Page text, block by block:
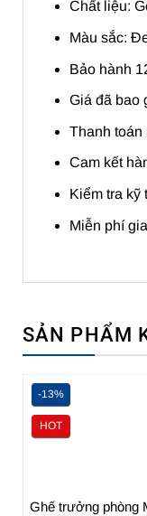
Chất liệu:
Màu sắc:
Bảo hành
Giá đã bao
Thanh
Cam kết
Kiểm tra kỹ
Miễn phí
SẢN PHẨM
-13%
HOT
Ghế trưởng phòng